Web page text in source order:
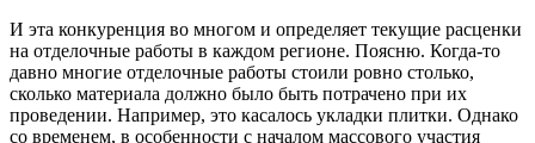
И эта конкуренция во многом и определяет текущие расценки
на отделочные работы в каждом регионе. Поясню. Когда-то
давно многие отделочные работы стоили ровно столько,
сколько материала должно было быть потрачено при их
проведении. Например, это касалось укладки плитки. Однако
со временем, в особенности с началом массового участия